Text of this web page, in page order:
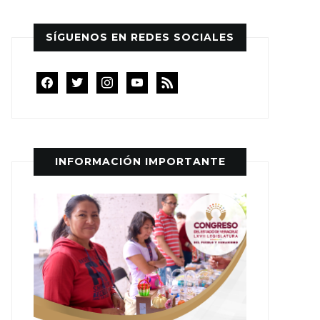
SÍGUENOS EN REDES SOCIALES
facebooktwitterinstagramyoutube
rss
INFORMACIÓN IMPORTANTE